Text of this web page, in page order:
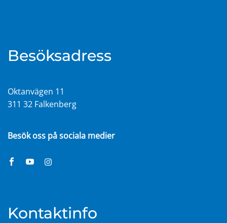
Besöksadress
Oktanvägen 11
311 32 Falkenberg
Besök oss på sociala medier
Kontaktinfo